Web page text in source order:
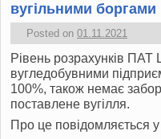
вугільними боргами
Posted on 01.11.2021
Рівень розрахунків ПАТ
вугледобувними
100%, також немає
поставлене вугілля.
Про це повідомляється у